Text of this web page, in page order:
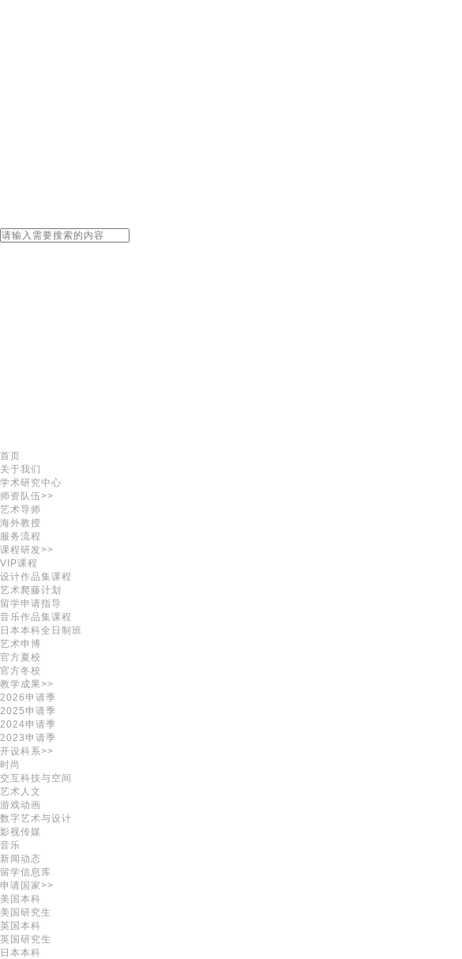
首页
关于我们
学术研究中心
师资队伍>>
艺术导师
海外教授
服务流程
课程研发>>
VIP课程
设计作品集课程
艺术爬藤计划
留学申请指导
音乐作品集课程
日本本科全日制班
艺术申博
官方夏校
官方冬校
教学成果>>
2026申请季
2025申请季
2024申请季
2023申请季
开设科系>>
时尚
交互科技与空间
艺术人文
游戏动画
数字艺术与设计
影视传媒
音乐
新闻动态
留学信息库
申请国家>>
美国本科
美国研究生
英国本科
英国研究生
日本本科